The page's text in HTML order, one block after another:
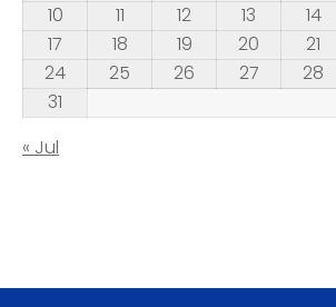
10
11 12 13 14
17
18 19 20 21
24
25 26 27 28
31
« Jul